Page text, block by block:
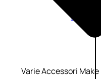
Esaurito
Varie Accessori Make